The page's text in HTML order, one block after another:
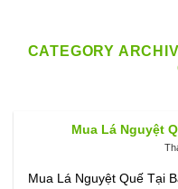
CATEGORY
Mua Lá Nguyệt
Mua Lá Nguyệt Quế Tại